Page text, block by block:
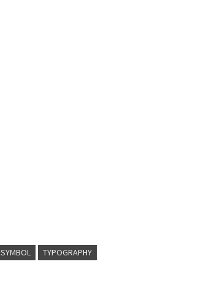
SYMBOL TYPOGRAPHY